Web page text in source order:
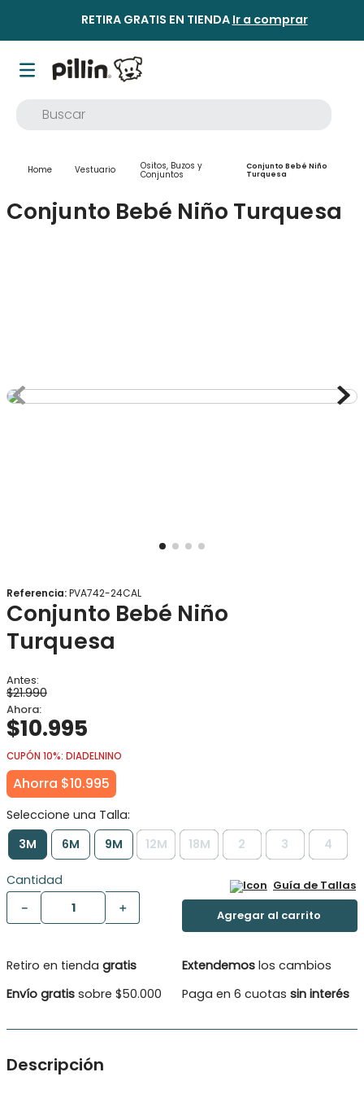
RETIRA GRATIS EN TIENDA Ir a comprar
Vestuario Ositos, Buzos y
Conjuntos
Conjunto Bebé Niño
Turquesa
Conjunto Bebé Niño Turquesa
Referencia:PVA742-24CAL
Conjunto Bebé Niño
Turquesa
$21.990
$10.995
CUPÓN 10%: DIADELNINO
Ahorra $10.995
3M 6M 9M 12M 18M 2 3 4
Cantidad
＋
－
Guía de Tallas
Retiro en tienda gratis
Envío gratis sobre $50.000
Extendemos los cambios
Paga en 6 cuotas sin interés
Descripción
1.
buzo
2.
osito
9.
panty